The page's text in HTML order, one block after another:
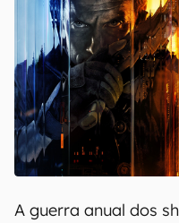
A guerra anual dos